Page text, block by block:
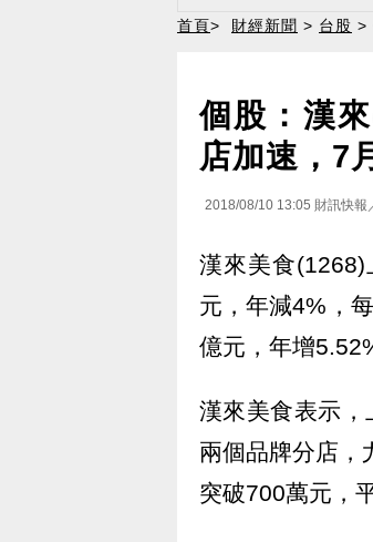
首頁> 財經新聞 > 台股 >
個股：漢
店加速，7
2018/08/10 13:05 財訊快報
漢來美食
元，年減4%，
億元，年增
漢來美食表示
兩個品牌分店，
突破700萬元，